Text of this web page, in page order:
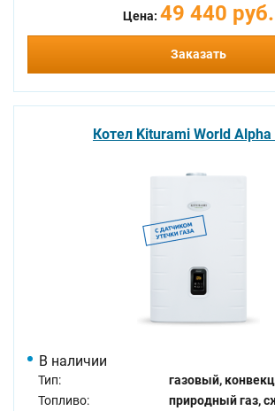
Цена: 49 440 руб.
Заказать
Котел Kiturami World Alpha
В наличии
Тип:
газовый,
Топливо:
природный газ,